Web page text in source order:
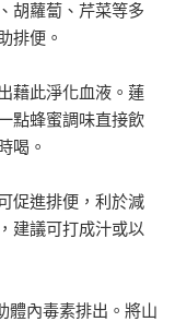
胡蘿蔔、芹菜等多
排便。
藉此淨化血液。蓮
點蜂蜜調味直接飲
喝。
促進排便，利於減
建議可打成汁或以
體內毒素排出。將山